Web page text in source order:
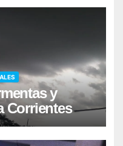
y
Corrientes